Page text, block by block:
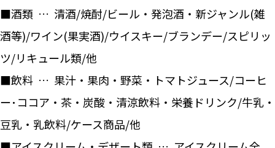
■酒類 … 清酒/焼酎/ビール・発泡酒・新ジャンル(雑
酒等)/ワイン(果実酒)/ウイスキー/ブランデー/スピリッ
ツ/リキュール類/他
■飲料 … 果汁・果肉・野菜・トマトジュース/コーヒ
ー･ココア・茶・炭酸・清涼飲料・栄養ドリンク/牛乳・
豆乳・乳飲料/ケース商品/他